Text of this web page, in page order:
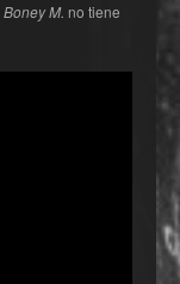
Boney M. no tiene